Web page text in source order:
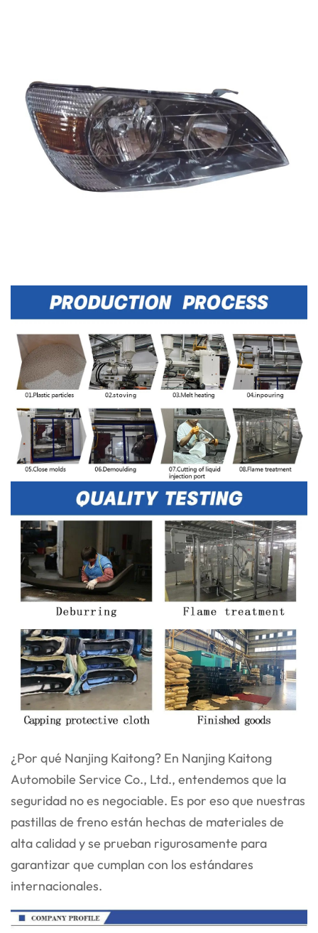
¿Por qué Nanjing Kaitong? En Nanjing Kaitong
Automobile Service Co., Ltd., entendemos que la
seguridad no es negociable. Es por eso que nuestras
pastillas de freno están hechas de materiales de
alta calidad y se prueban rigurosamente para
garantizar que cumplan con los estándares
internacionales.